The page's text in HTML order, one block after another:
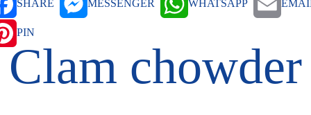
SHARE
MESSENGER WHATSAPP
PIN
Clam chowder